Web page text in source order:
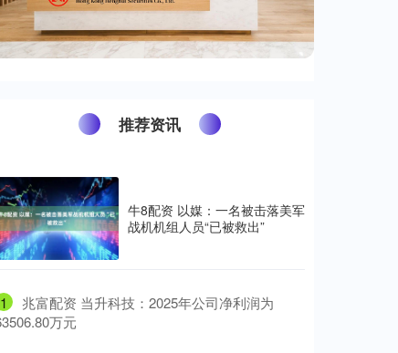
推荐资讯
牛8配资 以媒：一名被击落美军
战机机组人员“已被救出”
1
​兆富配资 当升科技：2025年公司净利润为
万元